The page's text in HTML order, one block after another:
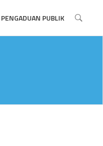
PENGADUAN PUBLIK